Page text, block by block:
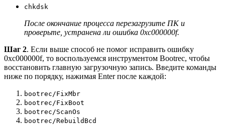
chkdsk
После окончание процесса перезагрузите ПК и
проверьте, устранена ли ошибка 0xc000000f.
Шаг 2. Если выше способ не помог исправить ошибку
0xc000000f, то воспользуемся инструментом Bootrec, чтобы
восстановить главную загрузочную запись. Введите команды
ниже по порядку, нажимая Enter после каждой:
bootrec/FixMbr
bootrec/FixBoot
bootrec/ScanOs
bootrec/RebuildBcd